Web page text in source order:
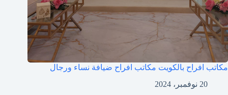
مكاتب افراح بالكويت مكاتب افراح ضيافة نساء ورجال
20 نوفمبر، 2024